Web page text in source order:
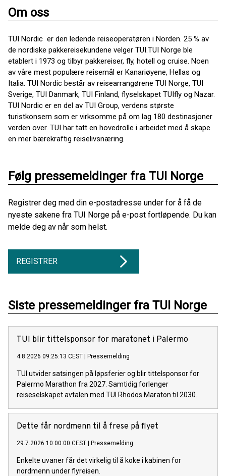
Om oss
TUI Nordic er den ledende reiseoperatøren i Norden. 25 % av
de nordiske pakkereisekundene velger TUI.TUI Norge ble
etablert i 1973 og tilbyr pakkereiser, fly, hotell og cruise. Noen
av våre mest populære reisemål er Kanariøyene, Hellas og
Italia. TUI Nordic består av reisearrangørene TUI Norge, TUI
Sverige, TUI Danmark, TUI Finland, flyselskapet TUIfly og Nazar.
TUI Nordic er en del av TUI Group, verdens største
turistkonsern som er virksomme på om lag 180 destinasjoner
verden over. TUI har tatt en hovedrolle i arbeidet med å skape
en mer bærekraftig reiselivsnæring.
Følg pressemeldinger fra TUI Norge
Registrer deg med din e-postadresse under for å få de
nyeste sakene fra TUI Norge på e-post fortløpende. Du kan
melde deg av når som helst.
REGISTRER
Siste pressemeldinger fra TUI Norge
TUI blir tittelsponsor for maratonet i Palermo
4.8.2026 09:25:13 CEST Pressemelding
TUI utvider satsingen på løpsferier og blir tittelsponsor for
Palermo Marathon fra 2027. Samtidig forlenger
reiseselskapet avtalen med TUI Rhodos Maraton til 2030.
Dette får nordmenn til å frese på flyet
29.7.2026 10:00:00 CEST Pressemelding
Enkelte uvaner får det virkelig til å koke i kabinen for
nordmenn under flyreisen.